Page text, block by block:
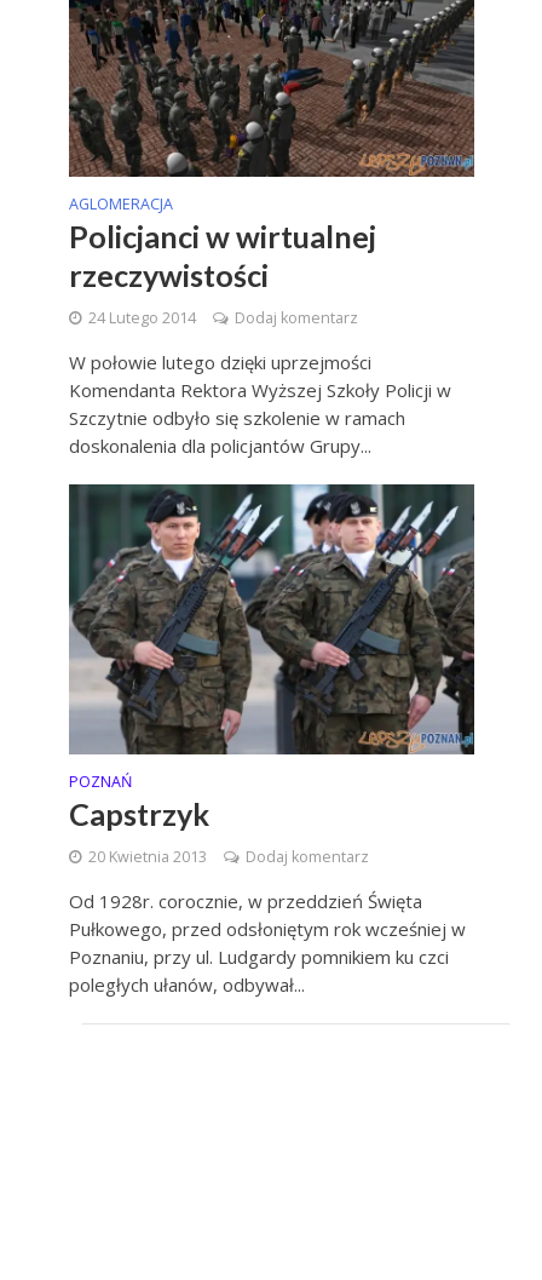
AGLOMERACJA
Policjanci w wirtualnej
rzeczywistości
24 Lutego 2014 Dodaj komentarz
W połowie lutego dzięki uprzejmości
Komendanta Rektora Wyższej Szkoły Policji w
Szczytnie odbyło się szkolenie w ramach
doskonalenia dla policjantów Grupy...
POZNAŃ
Capstrzyk
20 Kwietnia 2013 Dodaj komentarz
Od 1928r. corocznie, w przeddzień Święta
Pułkowego, przed odsłoniętym rok wcześniej w
Poznaniu, przy ul. Ludgardy pomnikiem ku czci
poległych ułanów, odbywał...